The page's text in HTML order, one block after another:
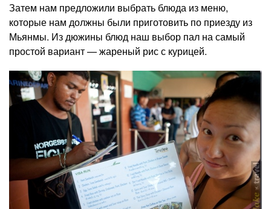
Затем нам предложили выбрать блюда из меню,
которые нам должны были приготовить по приезду из
Мьянмы. Из дюжины блюд наш выбор пал на самый
простой вариант — жареный рис с курицей.